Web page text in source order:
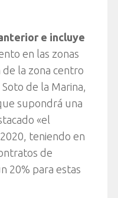
e incluye
en las zonas
de la zona centro
de la Marina,
supondrá una
«el
teniendo en
de
20% para estas